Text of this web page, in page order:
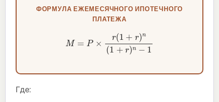
ФОРМУЛА ЕЖЕМЕСЯЧНОГО ИПОТЕЧНОГО
ПЛАТЕЖА
)n(1 + )n−
Где: